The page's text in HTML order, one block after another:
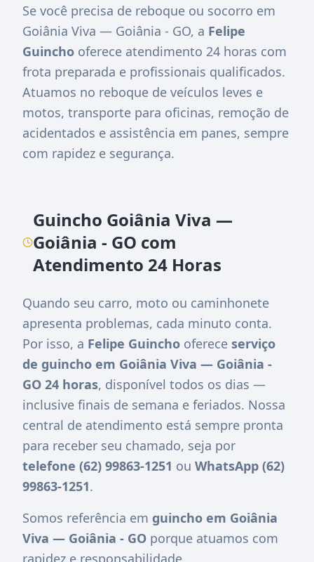
Se você precisa de reboque ou socorro em
Goiânia Viva — Goiânia - GO, a Felipe
Guincho oferece atendimento 24 horas com
frota preparada e profissionais qualificados.
Atuamos no reboque de veículos leves e
motos, transporte para oficinas, remoção de
acidentados e assistência em panes, sempre
com rapidez e segurança.
Guincho Goiânia Viva —
Goiânia - GO com
Atendimento 24 Horas
Quando seu carro, moto ou caminhonete
apresenta problemas, cada minuto conta.
Por isso, a Felipe Guincho oferece serviço
de guincho em Goiânia Viva — Goiânia -
GO 24 horas, disponível todos os dias —
inclusive finais de semana e feriados. Nossa
central de atendimento está sempre pronta
para receber seu chamado, seja por
telefone (62) 99863-1251 ou WhatsApp (62)
99863-1251.
Somos referência em guincho em Goiânia
Viva — Goiânia - GO porque atuamos com
rapidez e responsabilidade.